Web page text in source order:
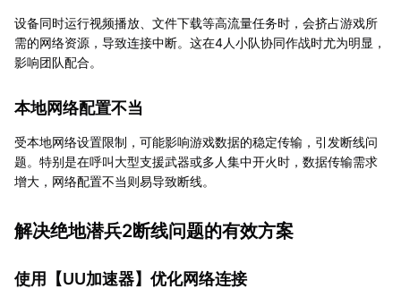
设备同时运行视频播放、文件下载等高流量任务时，会挤占游戏所
需的网络资源，导致连接中断。这在4人小队协同作战时尤为明显，
影响团队配合。
本地网络配置不当
受本地网络设置限制，可能影响游戏数据的稳定传输，引发断线问
题。特别是在呼叫大型支援武器或多人集中开火时，数据传输需求
增大，网络配置不当则易导致断线。
解决绝地潜兵2断线问题的有效方案
使用【UU加速器】优化网络连接